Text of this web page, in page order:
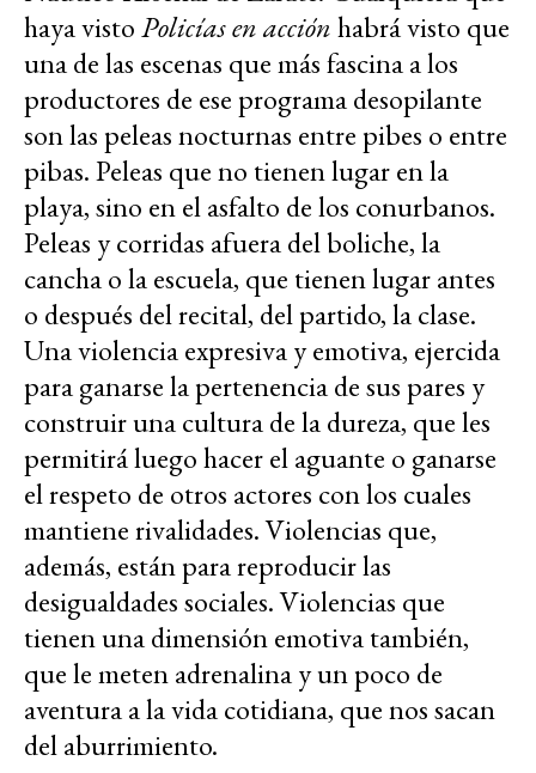
haya vistoPolicías en acciónhabrá visto que
una de las escenas que más fascina a los
productores de ese programa desopilante
son las peleas nocturnas entre pibes o entre
pibas. Peleas que no tienen lugar en la
playa, sino en el asfalto de los conurbanos.
Peleas y corridas afuera del boliche, la
cancha o la escuela, que tienen lugar antes
o después del recital, del partido, la clase.
Una violencia expresiva y emotiva, ejercida
para ganarse la pertenencia de sus pares y
construir una cultura de la dureza, que les
permitirá luego hacer el aguante o ganarse
el respeto de otros actores con los cuales
mantiene rivalidades. Violencias que,
además, están para reproducir las
desigualdades sociales. Violencias que
tienen una dimensión emotiva también,
que le meten adrenalina y un poco de
aventura a la vida cotidiana, que nos sacan
del aburrimiento.